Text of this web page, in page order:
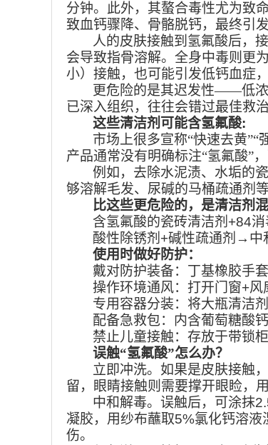
分钟。此外，其螯合毒性尤为致
致血钙骤降、骨骼脱钙，最终引发
人的皮肤接触到氢氟酸后，
会导致指骨溶解。全身中毒则更
小）接触，也可能引发低钙血症
更危险的是其迟发性——低
已深入组织，往往会错过最佳救治
这些清洁剂可能含氢氟酸:
市场上很多宣称“快速去黄”“
产品通常没有明确标注“氢氟酸”
例如，去除水泥渍、水垢的
够溶解毛发、尿碱的马桶疏通剂
比这些更危险的，是清洁剂混
含氢氟酸的瓷砖清洁剂 +84
酸性除锈剂 +碱性疏通剂→中
使用时做好防护：
戴对防护装备：丁基橡胶手
操作环境通风：打开门窗+风
专用容器分装：将大瓶清洁
配备急救包：内含葡萄糖酸
禁止儿童接触：存放于带锁
误触“氢氟酸”怎么办？
立即冲洗。如果是皮肤接触
留，眼睛接触则需要撑开眼睑，
中和解毒。误触后，可涂抹
凝胶，用纱布蘸取5%氯化钙溶液
伤。